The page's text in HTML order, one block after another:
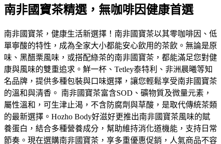
南非國寶茶精選，無咖啡因健康首選
南非國寶茶，健康生活新選擇！南非國寶茶以其零咖啡因、低
單寧酸的特性，成為全家大小都能安心飲用的茶飲。無論是原
味、黑醋栗風味，或搭配綠茶的南非國寶茶，都能滿足您對健
康與風味的雙重追求。鮮一杯、Tetley泰特利、非洲晨曦等知
名品牌，提供多種包裝與口味選擇，讓您輕鬆享受南非國寶茶
的溫和與清香。 南非國寶茶富含SOD、礦物質及微量元素，
屬性溫和，可生津止渴，不含防腐劑與草酸，是取代傳統茶類
的最新選擇。Hozho Body好滋好更推出南非國寶茶風味的賦
養蛋白，結合多種營養成分，幫助維持消化道機能，支持日常
節奏。現在選購南非國寶茶，享多重優惠促銷，人氣商品不容